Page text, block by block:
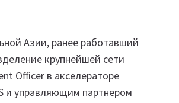
Азии, ранее работавший
крупнейшей сети
Officer в акселераторе
и управляющим партнером